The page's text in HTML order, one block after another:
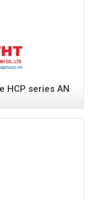
HCP series AN